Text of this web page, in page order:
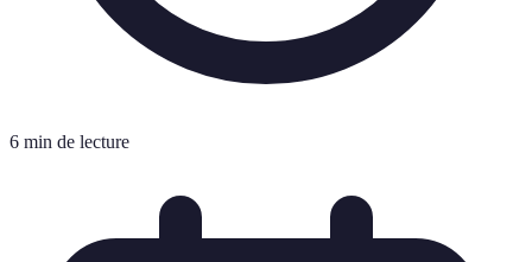
6 min de lecture